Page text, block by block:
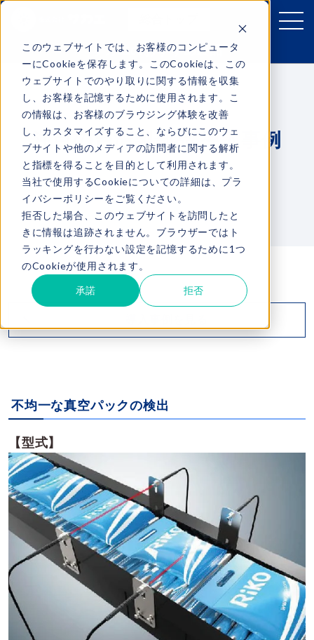
このウェブサイトでは、お客様のコンピュータ
ーにCookieを保存します。このCookieは、この
ウェブサイトでのやり取りに関する情報を収集
し、お客様を記憶するために使用されます。こ
の情報は、お客様のブラウジング体験を改善
し、カスタマイズすること、ならびにこのウェ
ブサイトや他のメディアの訪問者に関する解析
と指標を得ることを目的として利用されます。
当社で使用するCookieについての詳細は、プラ
イバシーポリシーをご覧ください。
拒否した場合、このウェブサイトを訪問したと
きに情報は追跡されません。ブラウザーではト
ラッキングを行わない設定を記憶するために1つ
のCookieが使用されます。
承諾 拒否
サカエのおすすめ製品
RIKO
商品ラインナップ
ダウンロード
導入事例
お問い合わせ
注目の台湾製部品 導入事例
不均一な真空パックの検出
【型式】